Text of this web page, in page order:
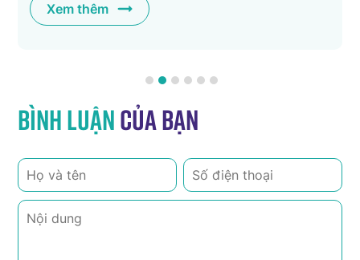
Xem thêm
Bình luậncủa bạn